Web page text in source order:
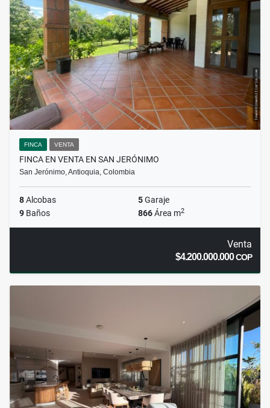
FINCA VENTA
FINCA EN VENTA EN SAN JERÓNIMO
San Jerónimo, Antioquia, Colombia
8Alcobas 5Garaje
9 Baños 866Área m2
Venta
$4.200.000.000COP